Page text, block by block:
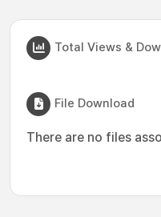
Total Views &
File Download
There are no files